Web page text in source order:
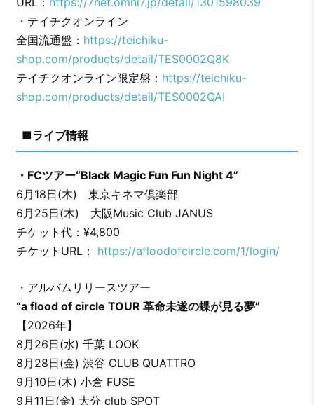
・テイチクオンライン
全国流通盤： https://teichiku-
shop.com/products/detail/TES0002Q8K
テイチクオンライン限定盤： https://teichiku-
shop.com/products/detail/TES0002QAI
■ライブ情報
・FCツアー“Black Magic Fun Fun Night 4”
6月18日(木) 東京キネマ倶楽部
6月25日(木) 大阪Music Club JANUS
チケット代：¥4,800
チケットURL： https://afloodofcircle.com/1/login/
・アルバムリリースツアー
“a flood of circle TOUR 革命未遂の蝶が見る夢”
【2026年】
8月26日(水) 千葉 LOOK
8月28日(金) 渋谷 CLUB QUATTRO
9月10日(木) 小倉 FUSE
9月11日(金) 大分 club SPOT